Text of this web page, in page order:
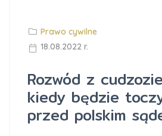
Prawo cywilne
18.08.2022 r.
Rozwód z
kiedy będzie
przed polskim